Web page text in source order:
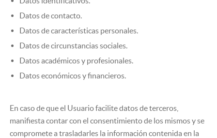
Datos de contacto.
Datos de características personales.
Datos de circunstancias sociales.
Datos académicos y profesionales.
Datos económicos y financieros.
En caso de que el Usuario facilite datos de terceros,
manifiesta contar con el consentimiento de los mismos y se
compromete a trasladarles la información contenida en la